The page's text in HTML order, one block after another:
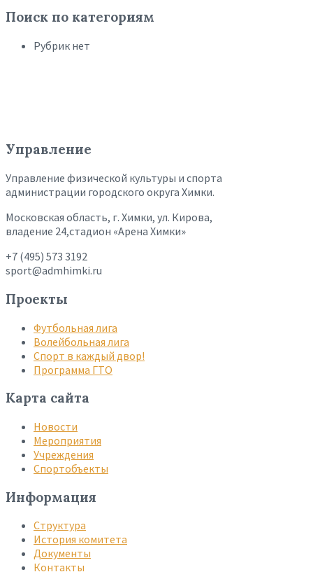
Поиск по категориям
Рубрик нет
Управление
Управление физической культуры и спорта
администрации городского округа Химки.
Московская область, г. Химки, ул. Кирова,
владение 24,стадион «Арена Химки»
+7 (495) 573 3192
sport@admhimki.ru
Проекты
Футбольная лига
Волейбольная лига
Спорт в каждый двор!
Программа ГТО
Карта сайта
Новости
Мероприятия
Учреждения
Спортобъекты
Информация
Структура
История комитета
Документы
Контакты